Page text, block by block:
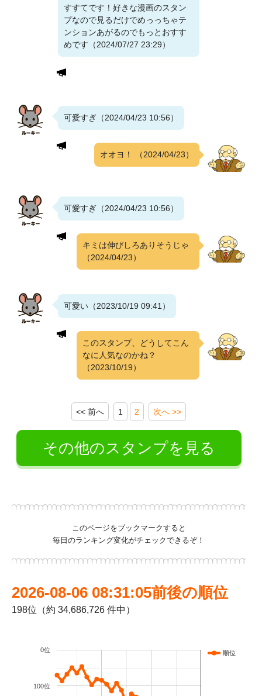
すすてです！好きな漫画のスタン
プなので見るだけでめっっちゃテ
ンションあがるのでもっとおすす
めです（2024/07/27 23:29）
可愛すぎ（2024/04/23 10:56）
オオヨ！ （2024/04/23）
可愛すぎ（2024/04/23 10:56）
キミは伸びしろありそうじゃ
（2024/04/23）
可愛い（2023/10/19 09:41）
このスタンプ、どうしてこん
なに人気なのかね？
（2023/10/19）
<< 前へ 1 2 次へ >>
その他のスタンプを見る
このページをブックマークすると
毎日のランキング変化がチェックできるぞ！
2026-08-06 08:31:05前後の順位
198位（約 34,686,726 件中）
順位
0位
100位